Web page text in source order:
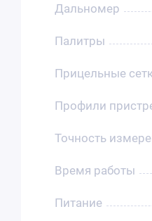
Дальномер
Палитры
Прицельные
Профили
Точность
Время работы
Питание